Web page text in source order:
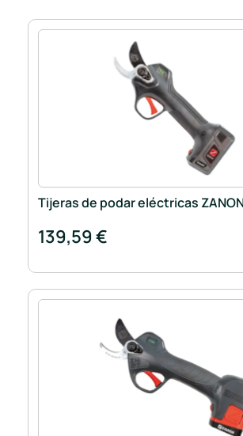
Tijeras de podar eléctricas
139,59 €